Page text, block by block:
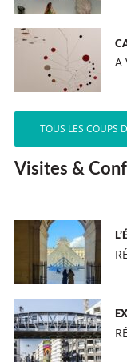
A
TOUS LES COUPS
Visites &